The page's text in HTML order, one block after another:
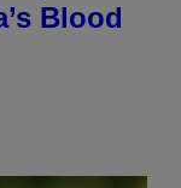
Blood